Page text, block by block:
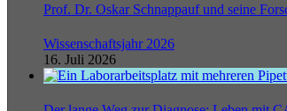
Prof. Dr. Oskar Schnappauf und seine
Wissenschaftsjahr 2026
16. Juli 2026